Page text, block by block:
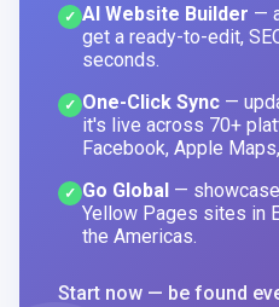
✓ AI Website Builder —
get a ready-to-edit,
seconds.
✓ One-Click Sync —
it's live across 70+
Facebook, Apple
✓ Go Global —
Yellow Pages sites in
the Americas.
Start now — be found